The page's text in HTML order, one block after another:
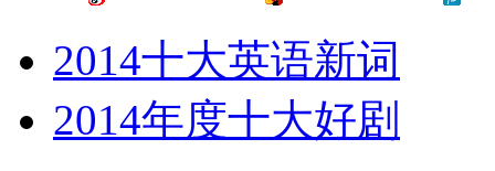
2014十大英语新词
2014年度十大好剧